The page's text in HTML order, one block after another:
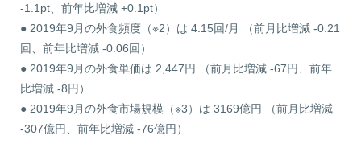
-1.1pt、前年比増減 +0.1pt）
● 2019年9月の外食頻度（※2）は 4.15回/月 （前月比増減 -0.21
回、前年比増減 -0.06回）
● 2019年9月の外食単価は 2,447円 （前月比増減 -67円、前年
比増減 -8円）
● 2019年9月の外食市場規模（※3）は 3169億円 （前月比増減
-307億円、前年比増減 -76億円）